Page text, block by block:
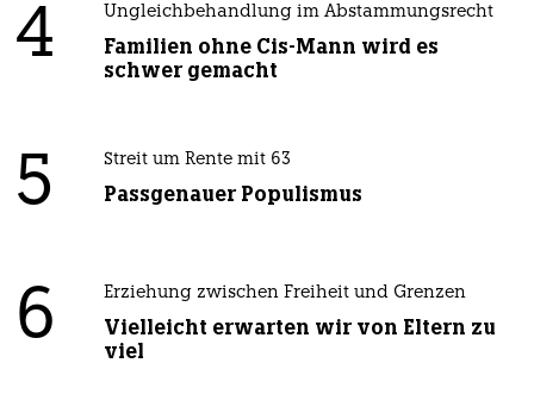
4 Ungleichbehandlung im Abstammungsrecht
Familien ohne Cis-Mann wird es
schwer gemacht
5 Streit um Rente mit 63
Passgenauer Populismus
6 Erziehung zwischen Freiheit und Grenzen
Vielleicht erwarten wir von Eltern zu
viel